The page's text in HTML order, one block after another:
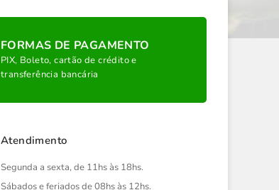
FORMAS DE PAGAMENTO
PIX, Boleto, cartão de crédito e
transferência bancária
Atendimento
Segunda a sexta, de 11hs às 18hs.
Sábados e feriados de 08hs às 12hs.